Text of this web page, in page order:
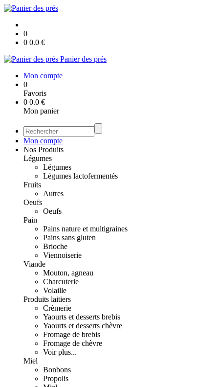
0
0 0.0 €
Panier des prés
Mon compte
0
Favoris
0 0.0 €
Mon panier
Mon compte
Nos Produits
Légumes
Légumes
Légumes lactofermentés
Fruits
Autres
Oeufs
Oeufs
Pain
Pains nature et multigraines
Pains sans gluten
Brioche
Viennoiserie
Viande
Mouton, agneau
Charcuterie
Volaille
Produits laitiers
Crèmerie
Yaourts et desserts brebis
Yaourts et desserts chèvre
Fromage de brebis
Fromage de chèvre
Voir plus...
Miel
Bonbons
Propolis